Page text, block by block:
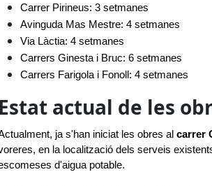
Carrer Pirineus: 3 setmanes
Avinguda Mas Mestre: 4 setmanes
Via Làctia: 4 setmanes
Carrers Ginesta i Bruc: 6 setmanes
Carrers Farigola i Fonoll: 4 setmanes
Estat actual de les
ja s'han iniciat les obres al carrer
en la localització dels serveis
d'aigua potable.